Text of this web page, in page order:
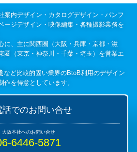
案内デザイン・カタログデザイン・パンフ
ージデザイン・映像編集・各種撮影業務を
に、主に関西圏（大阪・兵庫・京都・滋
圏（東京・神奈川・千葉・埼玉）を営業エ
など比較的固い業界のBtoB利用のデザイン
作を得意としています。
話でのお問い合せ
6446-5871